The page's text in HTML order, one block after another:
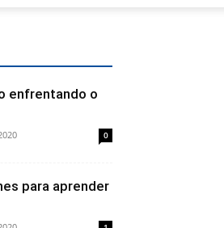
enfrentando o
0
para aprender